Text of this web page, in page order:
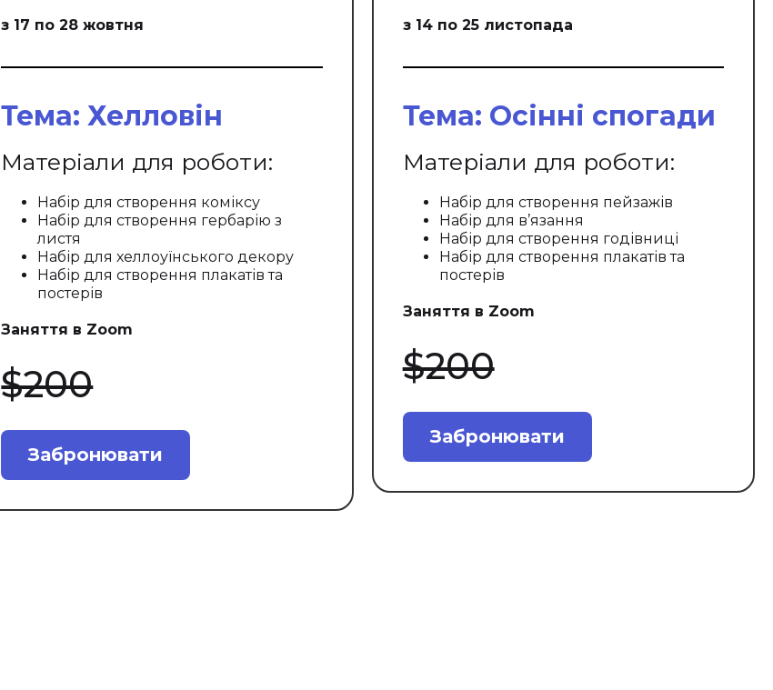
з 17 по 28 жовтня
Тема: Хелловін
Матеріали для роботи:
Набір для створення коміксу
Набір для створення гербарію з
листя
Набір для хеллоуїнського декору
Набір для створення плакатів та
постерів
Заняття в Zoom
$200
Забронювати
з 14 по 25 листопада
Тема: Осінні спогади
Матеріали для роботи:
Набір для створення пейзажів
Набір для в’язання
Набір для створення годівниці
Набір для створення плакатів та
постерів
Заняття в Zoom
$200
Забронювати